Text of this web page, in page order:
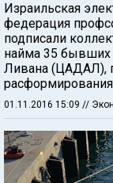
Израильская
федерация
подписали
найма 35
Ливана (ЦАДАЛ),
01.11.2016 15:09 //